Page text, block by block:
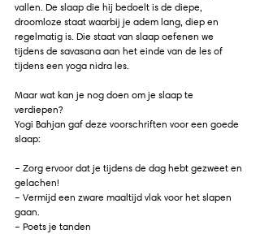
vallen. De slaap die hij bedoelt is de diepe,
droomloze staat waarbij je adem lang, diep en
regelmatig is. Die staat van slaap oefenen we
tijdens de savasana aan het einde van de les of
tijdens een yoga nidra les.
Maar wat kan je nog doen om je slaap te
verdiepen?
Yogi Bahjan gaf deze voorschriften voor een goede
slaap:
– Zorg ervoor dat je tijdens de dag hebt gezweet en
gelachen!
– Vermijd een zware maaltijd vlak voor het slapen
gaan.
– Poets je tanden